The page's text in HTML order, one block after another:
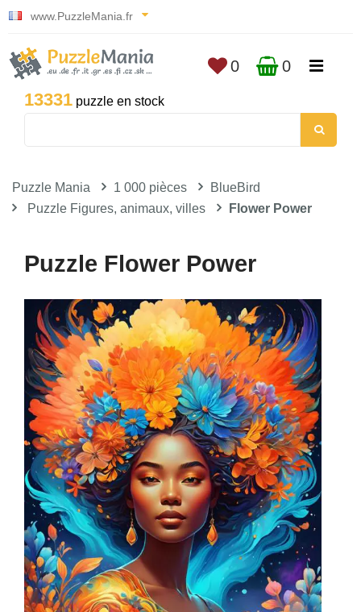
www.PuzzleMania.fr
13331 puzzle en stock
0 0
Puzzle Mania 1 000 pièces
BlueBird
Puzzle Figures, animaux, villes
Flower Power
Puzzle Flower Power